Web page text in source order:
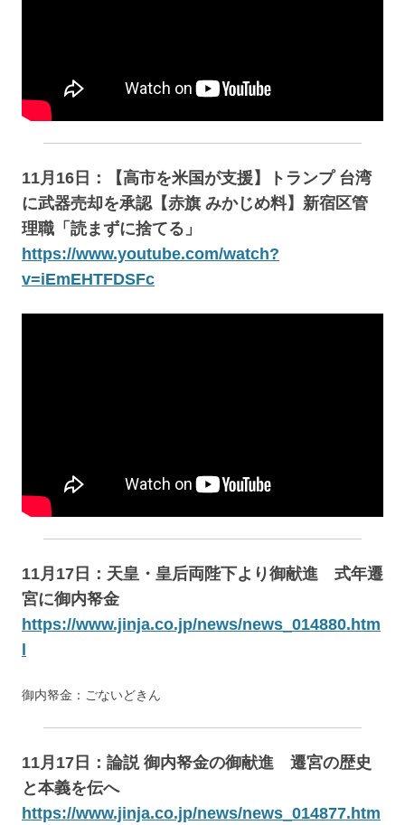
11月16日：【高市を米国が支援】トランプ 台湾
に武器売却を承認【赤旗 みかじめ料】新宿区管
理職「読まずに捨てる」
https://www.youtube.com/watch?
v=iEmEHTFDSFc
11月17日：天皇・皇后両陛下より御献進 式年遷
宮に御内帑金
https://www.jinja.co.jp/news/news_014880.htm
御内帑金：ごないどきん
11月17日：論説 御内帑金の御献進 遷宮の歴史
と本義を伝へ
https://www.jinja.co.jp/news/news_014877.htm